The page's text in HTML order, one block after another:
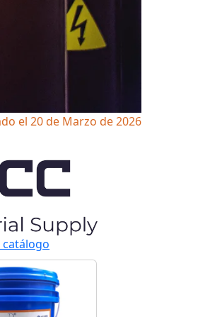
el 20 de Marzo de 2026
catálogo